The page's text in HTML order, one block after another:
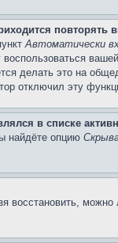
повторять
Автоматически
воспользоваться
делать это на
отключил эту
в списке
найдёте опцию
восстановить,